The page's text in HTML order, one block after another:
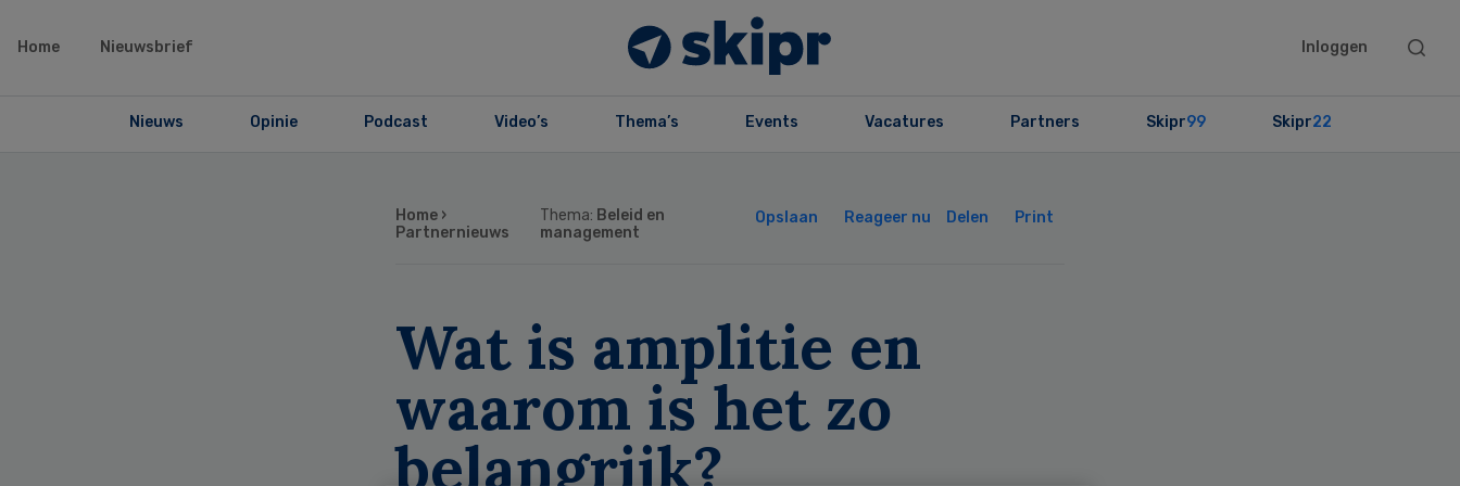
Home Nieuwsbrief Inloggen
Search
Nieuws Opinie Podcast Video’s Thema’s Events Vacatures Partners Skipr99 Skipr22
Home ›
Partnernieuws
Thema: Beleid en
management
Opslaan Reageer nu Delen Print
Wat is amplitie en
waarom is het zo
belangrijk?